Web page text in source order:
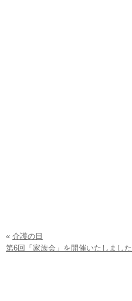
« 介護の日
第6回「家族会」を開催いたしました